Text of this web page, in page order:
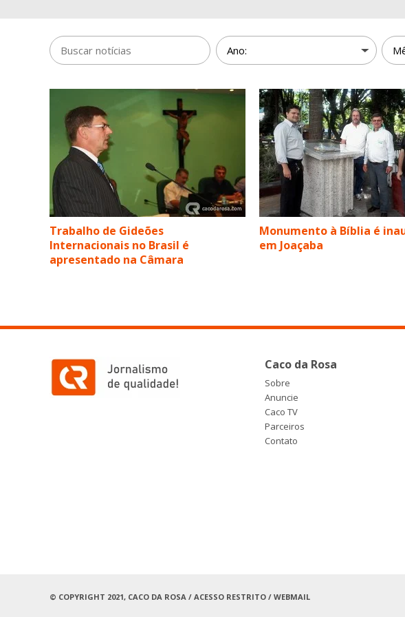
Trabalho de Gideões
Internacionais no Brasil é
apresentado na Câmara
Monumento à Bíblia é
em Joaçaba
Caco da Rosa
Sobre
Anuncie
Caco TV
Parceiros
Contato
© COPYRIGHT 2021, CACO DA ROSA / ACESSO RESTRITO / WEBMAIL